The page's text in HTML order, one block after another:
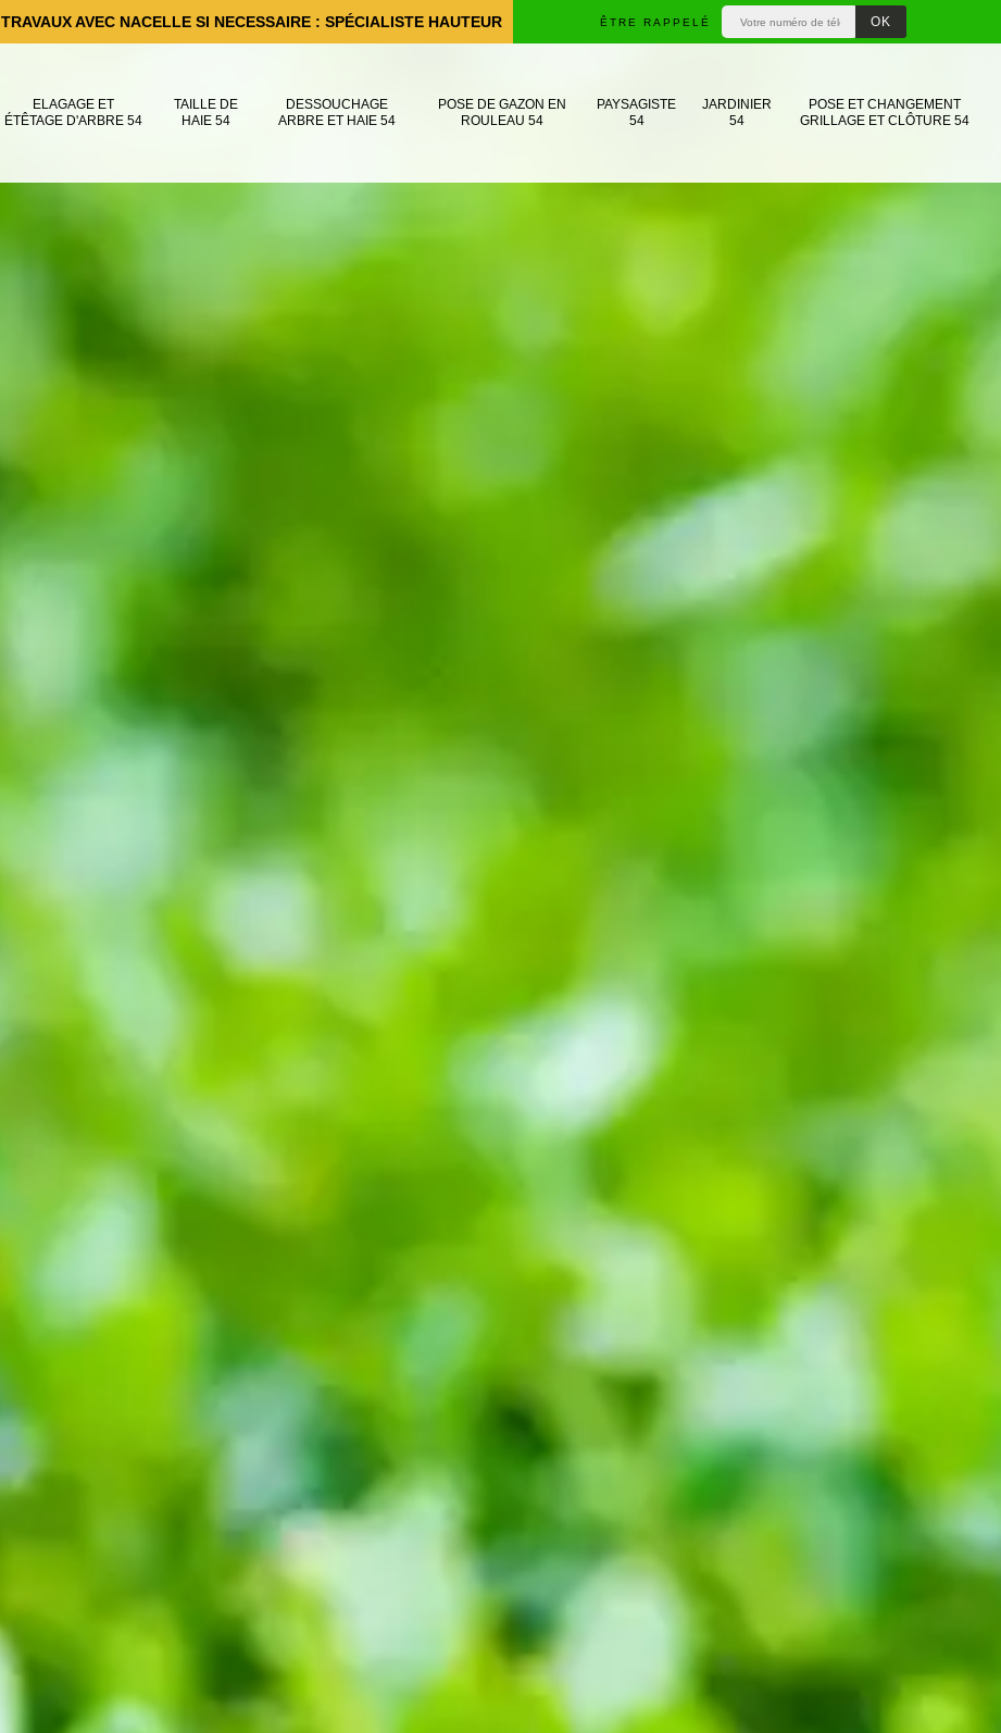
TRAVAUX AVEC NACELLE SI NECESSAIRE : SPÉCIALISTE HAUTEUR ÊTRE RAPPELÉ
ELAGAGE ET
ÉTÊTAGE D'ARBRE 54
TAILLE DE
HAIE 54
DESSOUCHAGE
ARBRE ET HAIE 54
POSE DE GAZON EN
ROULEAU 54
PAYSAGISTE
54
JARDINIER
54
POSE ET CHANGEMENT
GRILLAGE ET CLÔTURE 54